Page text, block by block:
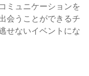
ミュニケーションを
会うことができるチ
せないイベントにな